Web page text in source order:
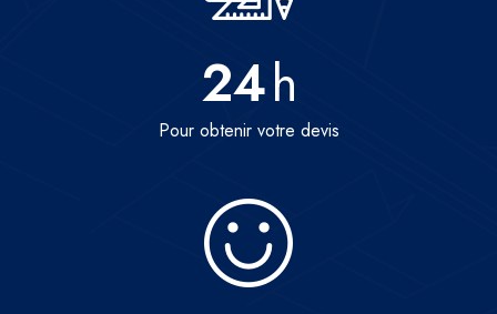
24h
Pour obtenir votre devis